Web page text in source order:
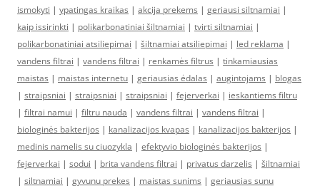
ismokyti | ypatingas kraikas | akcija prekems | geriausi siltnamiai |
kaip issirinkti | polikarbonatiniai šiltnamiai | tvirti siltnamiai |
polikarbonatiniai atsiliepimai | šiltnamiai atsiliepimai | led reklama |
vandens filtrai | vandens filtrai | renkamės filtrus | tinkamiausias
maistas | maistas internetu | geriausias ėdalas | augintojams | blogas
| straipsniai | straipsniai | straipsniai | fejerverkai | ieskantiems filtru
| filtrai namui | filtru nauda | vandens filtrai | vandens filtrai |
biologinės bakterijos | kanalizacijos kvapas | kanalizacijos bakterijos |
medinis namelis su ciuozykla | efektyvio biologinės bakterijos |
fejerverkai | sodui | brita vandens filtrai | privatus darzelis | šiltnamiai
| siltnamiai | gyvunu prekes | maistas sunims | geriausias sunu